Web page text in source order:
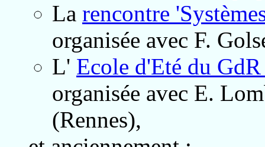
La rencontre
organisée avec F.
L' Ecole d'Eté du
organisée avec E.
(Rennes),